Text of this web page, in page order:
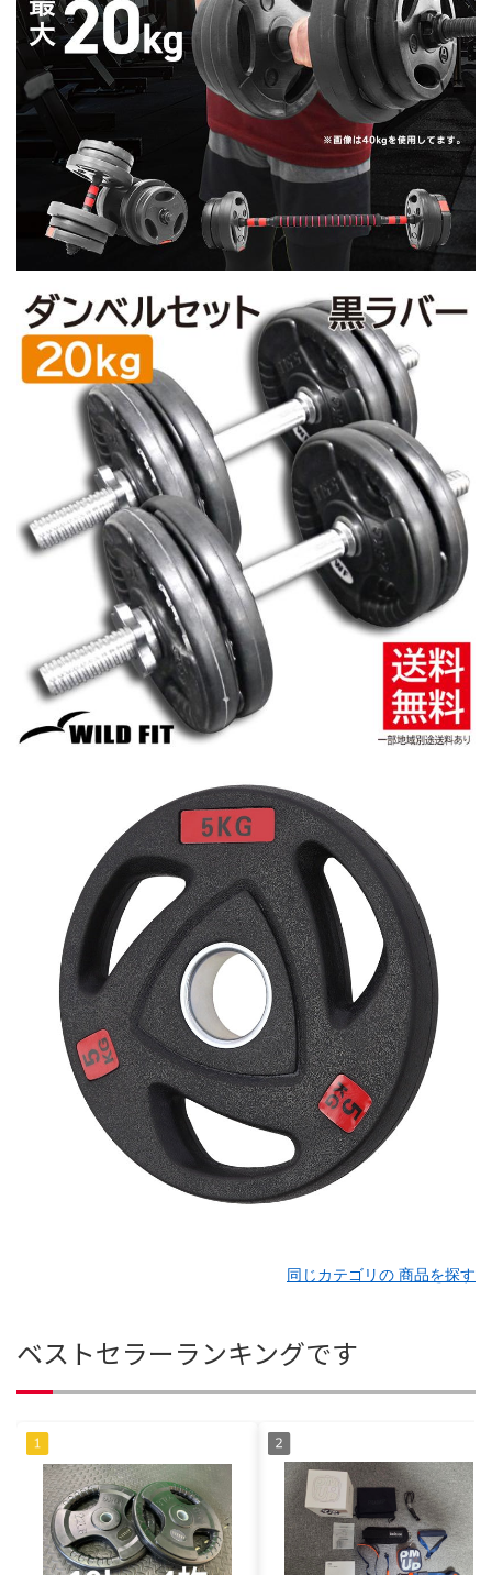
同じカテゴリの 商品を探す
ベストセラーランキングです